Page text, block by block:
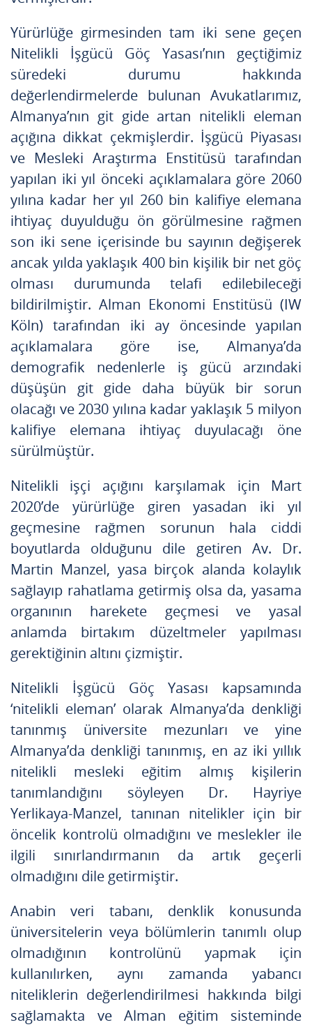
Yürürlüğe girmesinden tam iki sene geçen
Nitelikli İşgücü Göç Yasası’nın geçtiğimiz
süredeki durumu hakkında
değerlendirmelerde bulunan Avukatlarımız,
Almanya’nın git gide artan nitelikli eleman
açığına dikkat çekmişlerdir. İşgücü Piyasası
ve Mesleki Araştırma Enstitüsü tarafından
yapılan iki yıl önceki açıklamalara göre 2060
yılına kadar her yıl 260 bin kalifiye elemana
ihtiyaç duyulduğu ön görülmesine rağmen
son iki sene içerisinde bu sayının değişerek
ancak yılda yaklaşık 400 bin kişilik bir net göç
olması durumunda telafi edilebileceği
bildirilmiştir. Alman Ekonomi Enstitüsü (IW
Köln) tarafından iki ay öncesinde yapılan
açıklamalara göre ise, Almanya’da
demografik nedenlerle iş gücü arzındaki
düşüşün git gide daha büyük bir sorun
olacağı ve 2030 yılına kadar yaklaşık 5 milyon
kalifiye elemana ihtiyaç duyulacağı öne
sürülmüştür.
Nitelikli işçi açığını karşılamak için Mart
2020’de yürürlüğe giren yasadan iki yıl
geçmesine rağmen sorunun hala ciddi
boyutlarda olduğunu dile getiren Av. Dr.
Martin Manzel, yasa birçok alanda kolaylık
sağlayıp rahatlama getirmiş olsa da, yasama
organının harekete geçmesi ve yasal
anlamda birtakım düzeltmeler yapılması
gerektiğinin altını çizmiştir.
Nitelikli İşgücü Göç Yasası kapsamında
‘nitelikli eleman’ olarak Almanya’da denkliği
tanınmış üniversite mezunları ve yine
Almanya’da denkliği tanınmış, en az iki yıllık
nitelikli mesleki eğitim almış kişilerin
tanımlandığını söyleyen Dr. Hayriye
Yerlikaya-Manzel, tanınan nitelikler için bir
öncelik kontrolü olmadığını ve meslekler ile
ilgili sınırlandırmanın da artık geçerli
olmadığını dile getirmiştir.
Anabin veri tabanı, denklik konusunda
üniversitelerin veya bölümlerin tanımlı olup
olmadığının kontrolünü yapmak için
kullanılırken, aynı zamanda yabancı
niteliklerin değerlendirilmesi hakkında bilgi
sağlamakta ve Alman eğitim sisteminde